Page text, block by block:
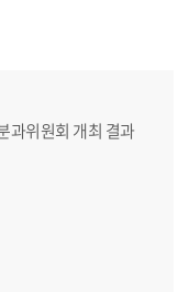
과위원회 개최 결과